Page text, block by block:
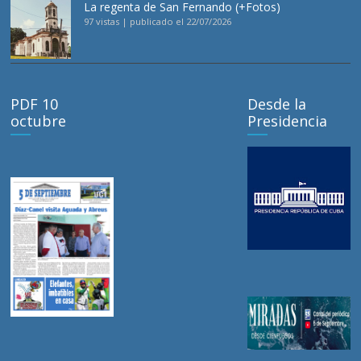
La regenta de San Fernando (+Fotos)
97 vistas | publicado el 22/07/2026
PDF 10
octubre
Desde la
Presidencia